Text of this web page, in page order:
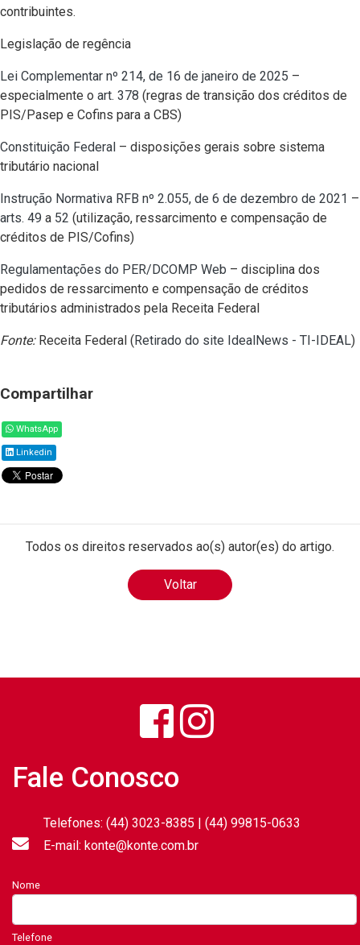
contribuintes.
Legislação de regência
Lei Complementar nº 214, de 16 de janeiro de 2025 –
especialmente o art. 378 (regras de transição dos créditos de
PIS/Pasep e Cofins para a CBS)
Constituição Federal – disposições gerais sobre sistema
tributário nacional
Instrução Normativa RFB nº 2.055, de 6 de dezembro de 2021 –
arts. 49 a 52 (utilização, ressarcimento e compensação de
créditos de PIS/Cofins)
Regulamentações do PER/DCOMP Web – disciplina dos
pedidos de ressarcimento e compensação de créditos
tributários administrados pela Receita Federal
Fonte:Receita Federal (Retirado do site IdealNews - TI-IDEAL)
Compartilhar
WhatsApp
Linkedin
Todos os direitos reservados ao(s) autor(es) do artigo.
Voltar
Fale Conosco
Telefones: (44) 3023-8385 | (44) 99815-0633
E-mail: konte@konte.com.br
Nome
Telefone